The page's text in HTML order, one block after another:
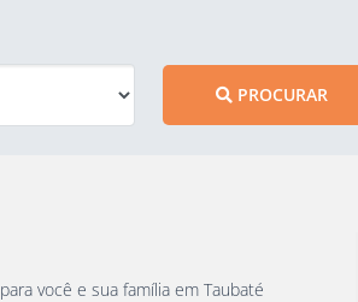
PROCURAR
que vão oferecer os melhores produtos e serviços para você e sua família em Taubaté